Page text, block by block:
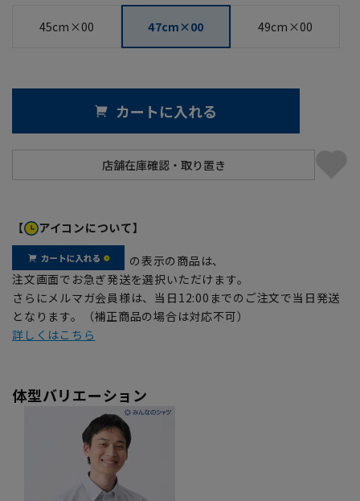
45cm×00 47cm×00 49cm×00
カートに入れる
【 アイコンについて】
の表示の商品は、
注文画面でお急ぎ発送を選択いただけます。
さらにメルマガ会員様は、当日12:00までのご注文で当日発送
となります。（補正商品の場合は対応不可）
詳しくはこちら
体型バリエーション